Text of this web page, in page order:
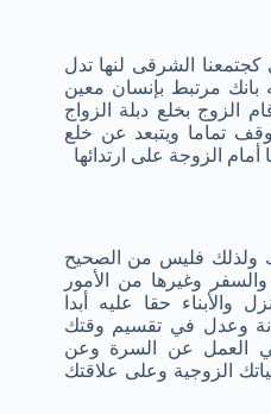
كجتمعنا الشرقى لنها تدل
بانك مرتبط بإنسان معين
الزوج بخلع دبلة الزواج
تماما ويتبعد عن خلع
الزوجة على ارتدائها
ولذلك فليس من الصحيح
وغيرها من الأمور
والأبناء حقا عليه أبدا
وعدل في تقسيم وقتك
في العمل عن السرة وعن
الزوجية وعلى علاقتك